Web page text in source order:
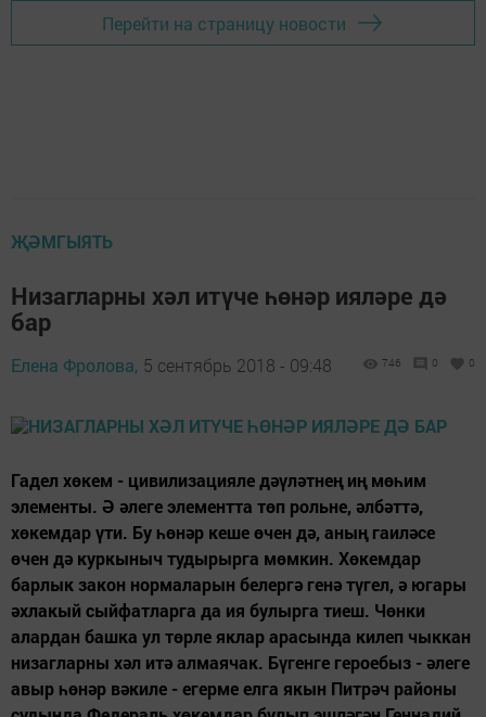
Перейти на страницу новости
ҖӘМГЫЯТЬ
Низагларны хәл итүче һөнәр ияләре дә
бар
Елена Фролова, 5 сентябрь 2018 - 09:48 746 0 0
Гадел хөкем - цивилизацияле дәүләтнең иң мөһим
элементы. Ә әлеге элементта төп рольне, әлбәттә,
хөкемдар үти. Бу һөнәр кеше өчен дә, аның гаиләсе
өчен дә куркыныч тудырырга мөмкин. Хөкемдар
барлык закон нормаларын белергә генә түгел, ә югары
әхлакый сыйфатларга да ия булырга тиеш. Чөнки
алардан башка ул төрле яклар арасында килеп чыккан
низагларны хәл итә алмаячак. Бүгенге героебыз - әлеге
авыр һөнәр вәкиле - егерме елга якын Питрәч районы